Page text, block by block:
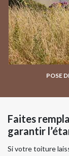
POSE
Faites
garantir
Si votre toiture